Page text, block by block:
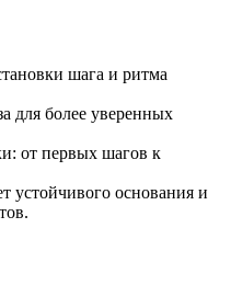
шага и ритма
для более уверенных
от первых шагов к
устойчивого основания и